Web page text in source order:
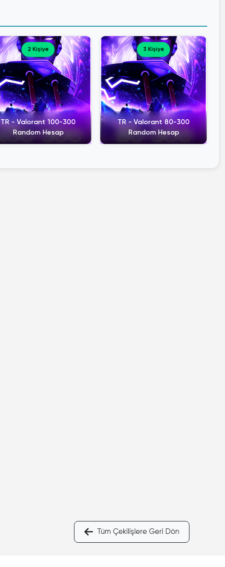
2 Kişiye
TR - Valorant 100-300
Random Hesap
3 Kişiye
TR - Valorant 80-300
Random Hesap
Tüm Çekilişlere Geri Dön